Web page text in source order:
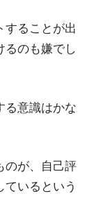
することが出
るのも嫌でし
る意識はかな
のが、自己評
いるという